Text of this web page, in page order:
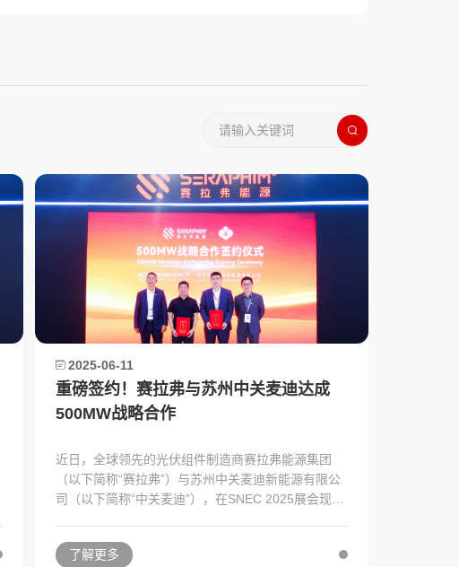
2025-06-11
重磅签约！赛拉弗与苏州中关麦迪达成
500MW战略合作
近日，全球领先的光伏组件制造商赛拉弗能源集团
（以下简称“赛拉弗”）与苏州中关麦迪新能源有限公
司（以下简称“中关麦迪”），在SNEC 2025展会现场
了解更多